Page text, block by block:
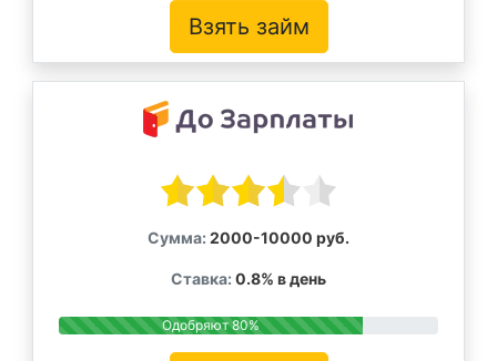
Взять займ
Сумма: 2000-10000 руб.
Ставка: 0.8% в день
Одобряют 80%